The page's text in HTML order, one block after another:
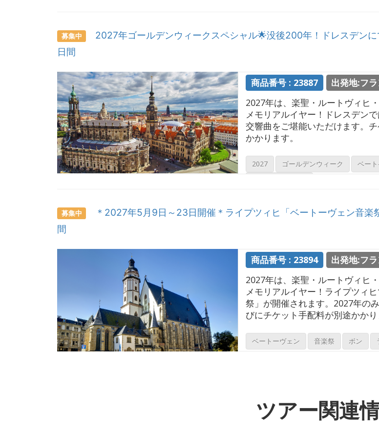
募集中
2027年ゴールデンウィークスペシャル🌟没後200年！ドレスデン
日間
商品番号 : 23887 出発地:フ
2027年は、楽聖・ルートヴィヒ
メモリアルイヤー！ドレスデン
交響曲をご堪能いただけます。
かかります。
2027 ゴールデンウィーク ベー
募集中
＊2027年5月9日～23日開催＊ライプツィヒ「ベートーヴェン音楽
間
商品番号 : 23894 出発地:フ
2027年は、楽聖・ルートヴィヒ
メモリアルイヤー！ライプツィ
祭」が開催されます。2027年の
びにチケット手配料が別途かかり
ベートーヴェン 音楽祭 ボン
ツアー関連